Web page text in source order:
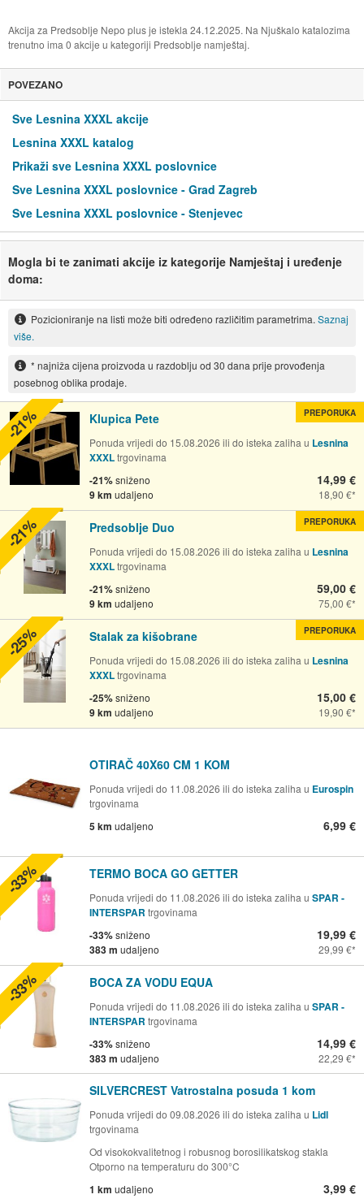
Akcija za Predsoblje Nepo plus je istekla 24.12.2025. Na Njuškalo katalozima
trenutno ima 0 akcije u kategoriji Predsoblje namještaj.
POVEZANO
Sve Lesnina XXXL akcije
Lesnina XXXL katalog
Prikaži sve Lesnina XXXL poslovnice
Sve Lesnina XXXL poslovnice - Grad Zagreb
Sve Lesnina XXXL poslovnice - Stenjevec
Mogla bi te zanimati akcije iz kategorije Namještaj i uređenje
doma:
Pozicioniranje na listi može biti određeno različitim parametrima. Saznaj
više.
* najniža cijena proizvoda u razdoblju od 30 dana prije provođenja
posebnog oblika prodaje.
Klupica Pete
Ponuda vrijedi do 15.08.2026 ili do isteka zaliha u Lesnina
XXXLtrgovinama
-21%sniženo
9 km udaljeno
14,99 €
18,90 €
PREPORUKA
-21%
Predsoblje Duo
Ponuda vrijedi do 15.08.2026 ili do isteka zaliha u Lesnina
XXXLtrgovinama
-21%sniženo
9 km udaljeno
59,00 €
75,00 €
PREPORUKA
-21%
Stalak za kišobrane
Ponuda vrijedi do 15.08.2026 ili do isteka zaliha u Lesnina
XXXLtrgovinama
-25%sniženo
9 km udaljeno
15,00 €
19,90 €
PREPORUKA
-25%
OTIRAČ 40X60 CM 1 KOM
Ponuda vrijedi do 11.08.2026 ili do isteka zaliha u Eurospin
trgovinama
5 km udaljeno 6,99 €
TERMO BOCA GO GETTER
Ponuda vrijedi do 11.08.2026 ili do isteka zaliha u SPAR -
INTERSPAR trgovinama
-33%sniženo
383 m udaljeno
19,99 €
29,99 €
-33%
BOCA ZA VODU EQUA
Ponuda vrijedi do 11.08.2026 ili do isteka zaliha u SPAR -
INTERSPAR trgovinama
-33%sniženo
383 m udaljeno
14,99 €
22,29 €
-33%
SILVERCREST Vatrostalna posuda 1 kom
Ponuda vrijedi do 09.08.2026 ili do isteka zaliha u Lidl
trgovinama
Od visokokvalitetnog i robusnog borosilikatskog stakla
Otporno na temperaturu do 300°C
1 km udaljeno 3,99 €